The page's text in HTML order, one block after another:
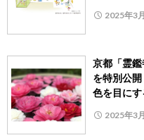
2025年3
京都「霊
を特別公
色を目に
2025年3